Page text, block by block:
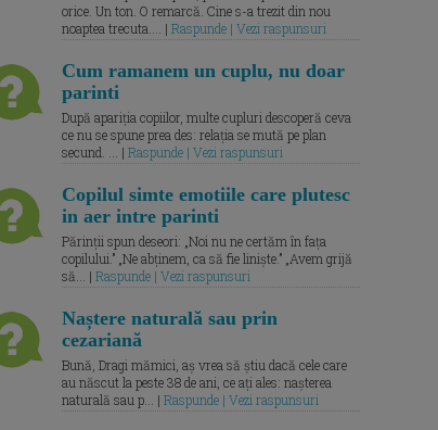
orice. Un ton. O remarcă. Cine s-a trezit din nou
noaptea trecuta.... | Raspunde | Vezi raspunsuri
Cum ramanem un cuplu, nu doar
parinti
După apariția copiilor, multe cupluri descoperă ceva
ce nu se spune prea des: relația se mută pe plan
secund. ... | Raspunde | Vezi raspunsuri
Copilul simte emotiile care plutesc
in aer intre parinti
Părinții spun deseori: „Noi nu ne certăm în fața
copilului.” „Ne abținem, ca să fie liniște.” „Avem grijă
să... | Raspunde | Vezi raspunsuri
Naștere naturală sau prin
cezariană
Bună, Dragi mămici, aș vrea să știu dacă cele care
au născut la peste 38 de ani, ce ați ales: nașterea
naturală sau p... | Raspunde | Vezi raspunsuri